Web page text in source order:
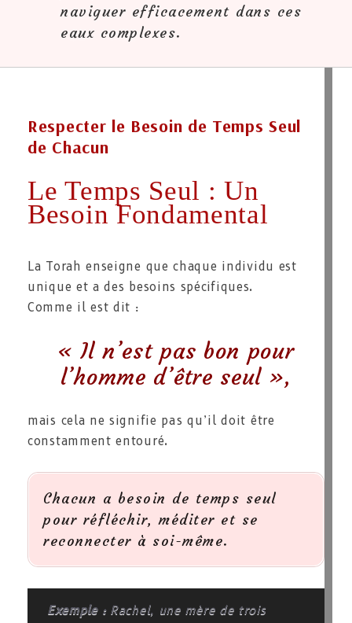
naviguer efficacement dans ces
eaux complexes.
Respecter le Besoin de Temps Seul
de Chacun
Le Temps Seul : Un
Besoin Fondamental
La Torah enseigne que chaque individu est
unique et a des besoins spécifiques.
Comme il est dit :
« Il n’est pas bon pour
l’homme d’être seul »,
mais cela ne signifie pas qu’il doit être
constamment entouré.
Chacun a besoin de temps seul
pour réfléchir, méditer et se
reconnecter à soi-même.
Exemple :Rachel, une mère de trois